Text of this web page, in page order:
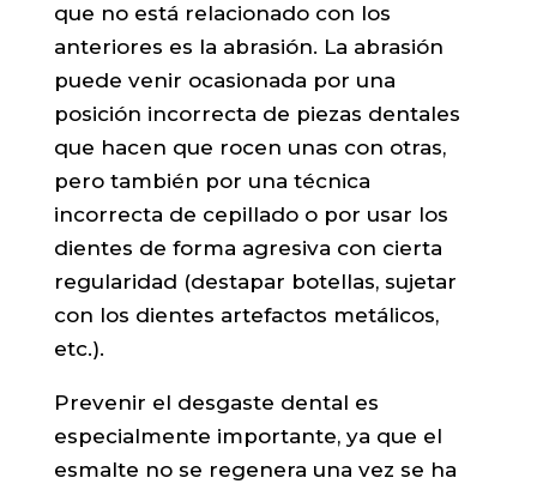
que no está relacionado con los
anteriores es la abrasión. La abrasión
puede venir ocasionada por una
posición incorrecta de piezas dentales
que hacen que rocen unas con otras,
pero también por una técnica
incorrecta de cepillado o por usar los
dientes de forma agresiva con cierta
regularidad (destapar botellas, sujetar
con los dientes artefactos metálicos,
etc.).
Prevenir el desgaste dental es
especialmente importante, ya que el
esmalte no se regenera una vez se ha